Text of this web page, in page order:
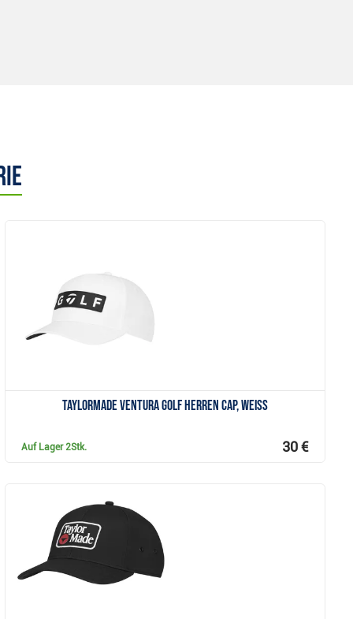
TaylorMade Ventura Golf Herren Cap, weiss
Auf Lager2Stk. 30 €
Anzeigen